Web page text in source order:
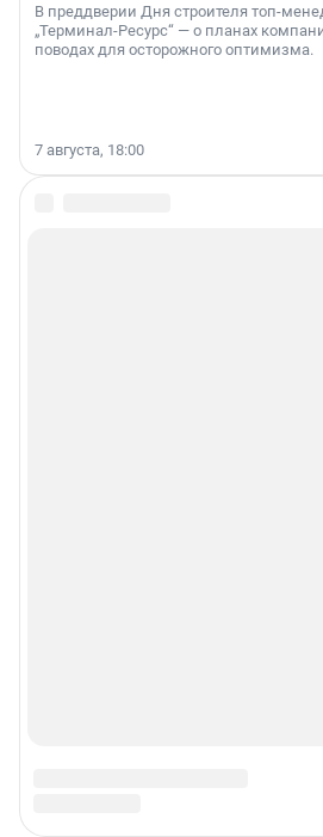
В преддверии Дня строителя топ-
„Терминал-Ресурс“ — о планах
поводах для осторожного оптимизма.
7 августа, 18:00